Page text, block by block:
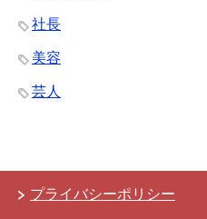
社長
美容
芸人
プライバシーポリシー